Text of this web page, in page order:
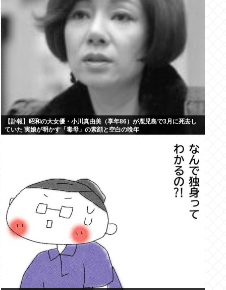
【訃報】昭和の大女優・小川真由美（享年86）が鹿児島で3月に死去し
ていた 実娘が明かす「毒母」の素顔と空白の晩年